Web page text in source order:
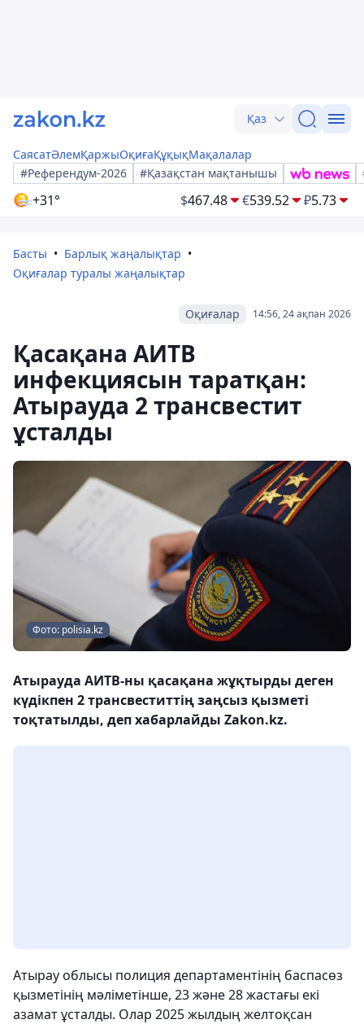
Қаз
СаясатӘлемҚаржыОқиғаҚұқықМақалалар
#Референдум-2026
#Қазақстан мақтанышы
+31° $467.48 €539.52 ₽5.73
Басты
Барлық жаңалықтар
Оқиғалар туралы жаңалықтар
14:56, 24 ақпан 2026
Оқиғалар
Қасақана АИТВ
инфекциясын таратқан:
Атырауда 2 трансвестит
ұсталды
Фото: polisia.kz
Атырауда АИТВ-ны қасақана жұқтырды деген
күдікпен 2 трансвеститтің заңсыз қызметі
тоқтатылды, деп хабарлайды Zakon.kz.
Атырау облысы полиция департаментінің баспасөз
қызметінің мәліметінше, 23 және 28 жастағы екі
азамат ұсталды. Олар 2025 жылдың желтоқсан